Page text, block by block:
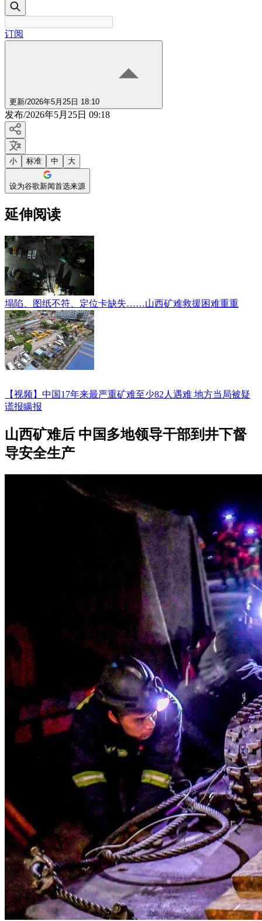
订阅
更新/2026年5月25日 18:10
发布/2026年5月25日 09:18
小 标准 中 大
设为谷歌新闻首选来源
延伸阅读
塌陷、图纸不符、定位卡缺失……山西矿难救援困难重重
【视频】中国17年来最严重矿难至少82人遇难 地方当局被疑
谎报瞒报
山西矿难后 中国多地领导干部到井下督
导安全生产